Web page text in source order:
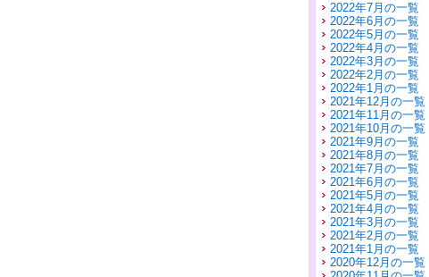
2022年7月の一覧
2022年6月の一覧
2022年5月の一覧
2022年4月の一覧
2022年3月の一覧
2022年2月の一覧
2022年1月の一覧
2021年12月の一覧
2021年11月の一覧
2021年10月の一覧
2021年9月の一覧
2021年8月の一覧
2021年7月の一覧
2021年6月の一覧
2021年5月の一覧
2021年4月の一覧
2021年3月の一覧
2021年2月の一覧
2021年1月の一覧
2020年12月の一覧